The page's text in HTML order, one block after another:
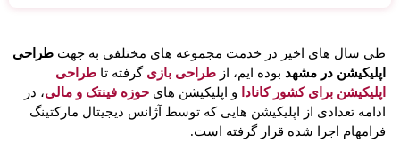
طی سال های اخیر در خدمت مجموعه های مختلفی به جهت طراحی
اپلیکیشن در مشهد بوده ایم، از طراحی بازی گرفته تا طراحی
اپلیکیشن برای کشور کانادا
و اپلیکیشن های حوزه فینتک و مالی، در
ادامه تعدادی از اپلیکیشن هایی که توسط آژانس دیجیتال مارکتینگ
فرامهام اجرا شده قرار گرفته است.